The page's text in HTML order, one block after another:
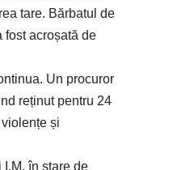
tare. Bărbatul de
fost acroșată de
Un procuror
reținut pentru 24
și
în stare de